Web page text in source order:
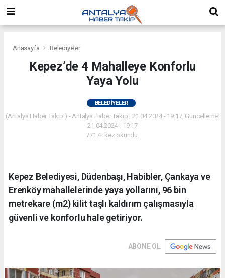
Anasayfa Belediyeler
Kepez’de 4 Mahalleye Konforlu
Yaya Yolu
BELEDIYELER
(Antalya Haber Takip ) - Antalya Haber Takip | 21.04.2024 - 19:17, Güncelleme:
21.04.2024 - 19:17
7717+ kez okundu.
Kepez Belediyesi, Düdenbaşı, Habibler, Çankaya ve
Erenköy mahallelerinde yaya yollarını, 96 bin
metrekare (m2) kilit taşlı kaldırım çalışmasıyla
güvenli ve konforlu hale getiriyor.
ABONE OL